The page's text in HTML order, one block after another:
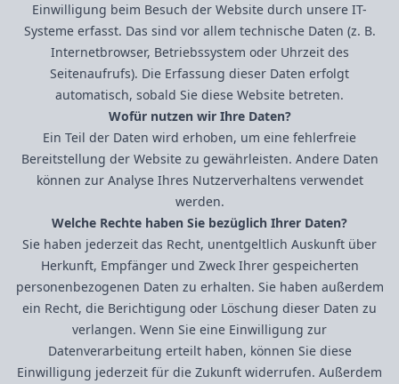
Einwilligung beim Besuch der Website durch unsere IT-
Systeme erfasst. Das sind vor allem technische Daten (z. B.
Internetbrowser, Betriebssystem oder Uhrzeit des
Seitenaufrufs). Die Erfassung dieser Daten erfolgt
automatisch, sobald Sie diese Website betreten.
Wofür nutzen wir Ihre Daten?
Ein Teil der Daten wird erhoben, um eine fehlerfreie
Bereitstellung der Website zu gewährleisten. Andere Daten
können zur Analyse Ihres Nutzerverhaltens verwendet
werden.
Welche Rechte haben Sie bezüglich Ihrer Daten?
Sie haben jederzeit das Recht, unentgeltlich Auskunft über
Herkunft, Empfänger und Zweck Ihrer gespeicherten
personenbezogenen Daten zu erhalten. Sie haben außerdem
ein Recht, die Berichtigung oder Löschung dieser Daten zu
verlangen. Wenn Sie eine Einwilligung zur
Datenverarbeitung erteilt haben, können Sie diese
Einwilligung jederzeit für die Zukunft widerrufen. Außerdem